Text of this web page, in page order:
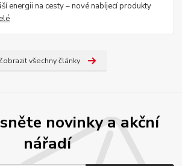
energii na cesty – nové nabíjecí produkty
všechny články
novinky a akční
nářadí